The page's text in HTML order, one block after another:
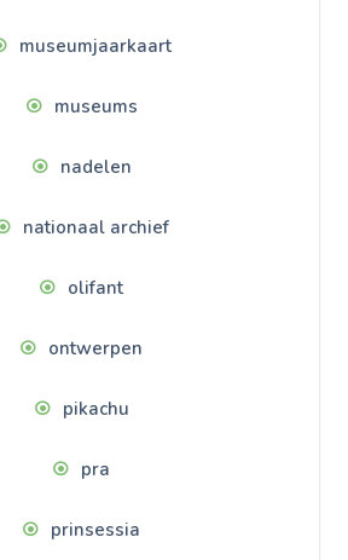
museumjaarkaart
museums
nadelen
nationaal archief
olifant
ontwerpen
pikachu
pra
prinsessia